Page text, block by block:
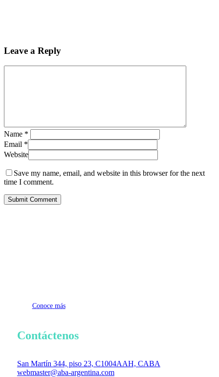
Leave a Reply
Name *
Email *
Website
Save my name, email, and website in this browser for the next
time I comment.
Conoce más
Contáctenos
San Martín 344, piso 23, C1004AAH, CABA
webmaster@aba-argentina.com